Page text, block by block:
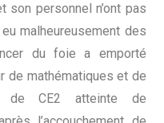
son personnel n’ont pas
malheureusement des
du foie a emporté
de mathématiques et de
de CE2 atteinte de